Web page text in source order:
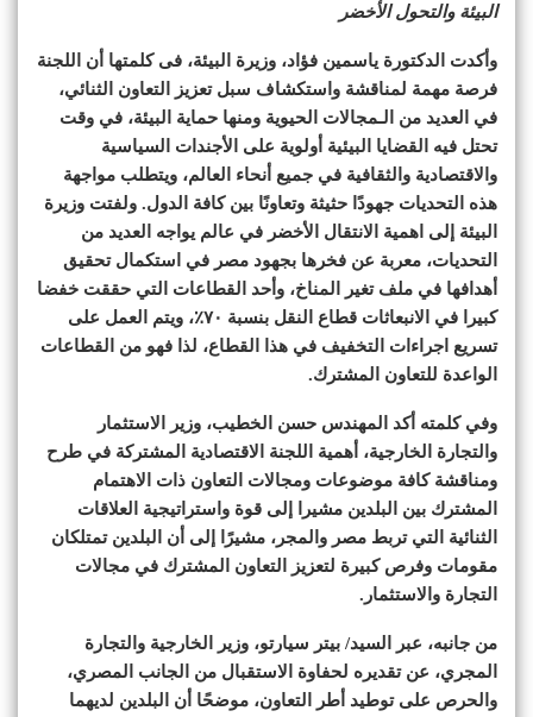
البيئة والتحول الأخضر
وأكدت الدكتورة ياسمين فؤاد، وزيرة البيئة، فى كلمتها أن اللجنة
فرصة مهمة لمناقشة واستكشاف سبل تعزيز التعاون الثنائي،
في العديد من الـمجالات الحيوية ومنها حماية البيئة، في وقت
تحتل فيه القضايا البيئية أولوية على الأجندات السياسية
والاقتصادية والثقافية في جميع أنحاء العالم، ويتطلب مواجهة
هذه التحديات جهودًا حثيثة وتعاونًا بين كافة الدول. ولفتت وزيرة
البيئة إلى اهمية الانتقال الأخضر في عالم يواجه العديد من
التحديات، معربة عن فخرها بجهود مصر في استكمال تحقيق
أهدافها في ملف تغير المناخ، وأحد القطاعات التي حققت خفضا
كبيرا في الانبعاثات قطاع النقل بنسبة ٧٠٪؜، ويتم العمل على
تسريع اجراءات التخفيف في هذا القطاع، لذا فهو من القطاعات
الواعدة للتعاون المشترك.
وفي كلمته أكد المهندس حسن الخطيب، وزير الاستثمار
والتجارة الخارجية، أهمية اللجنة الاقتصادية المشتركة في طرح
ومناقشة كافة موضوعات ومجالات التعاون ذات الاهتمام
المشترك بين البلدين مشيرا إلى قوة واستراتيجية العلاقات
الثنائية التي تربط مصر والمجر، مشيرًا إلى أن البلدين تمتلكان
مقومات وفرص كبيرة لتعزيز التعاون المشترك في مجالات
التجارة والاستثمار.
من جانبه، عبر السيد/ بيتر سيارتو، وزير الخارجية والتجارة
المجري، عن تقديره لحفاوة الاستقبال من الجانب المصري،
والحرص على توطيد أطر التعاون، موضحًا أن البلدين لديهما